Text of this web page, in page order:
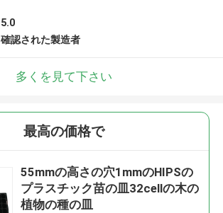
5.0
確認された製造者
多くを見て下さい
最高の価格で
55mmの高さの穴1mmのHIPSの
プラスチック苗の皿32cellの木の
植物の種の皿